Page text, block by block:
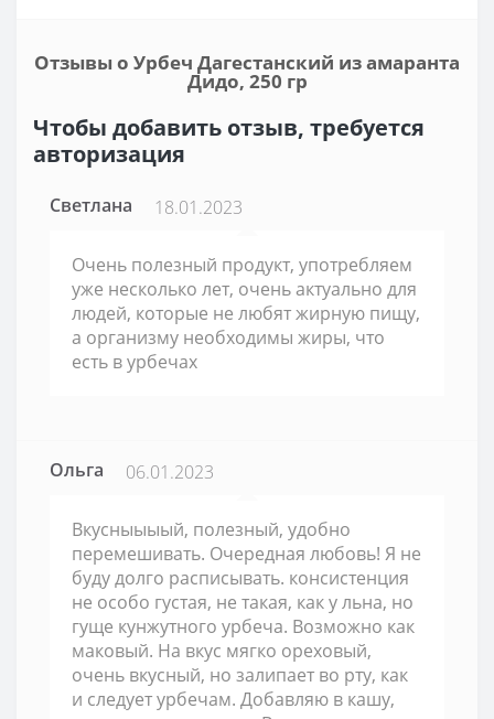
Отзывы о Урбеч Дагестанский из амаранта
Дидо, 250 гр
Чтобы добавить отзыв, требуется
авторизация
Светлана 18.01.2023
Очень полезный продукт, употребляем
уже несколько лет, очень актуально для
людей, которые не любят жирную пищу,
а организму необходимы жиры, что
есть в урбечах
Ольга 06.01.2023
Вкусныыыый, полезный, удобно
перемешивать. Очередная любовь! Я не
буду долго расписывать. консистенция
не особо густая, не такая, как у льна, но
гуще кунжутного урбеча. Возможно как
маковый. На вкус мягко ореховый,
очень вкусный, но залипает во рту, как
и следует урбечам. Добавляю в кашу,